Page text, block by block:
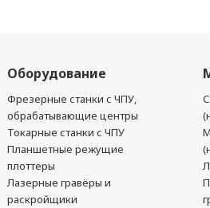
Оборудование
Фрезерные станки с ЧПУ,
обрабатывающие центры
Токарные станки с ЧПУ
Планшетные режущие
плоттеры
Лазерные гравёры и
раскройщики